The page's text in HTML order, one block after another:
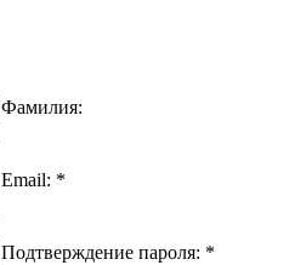
Фамилия:
Email: *
Подтверждение пароля: *